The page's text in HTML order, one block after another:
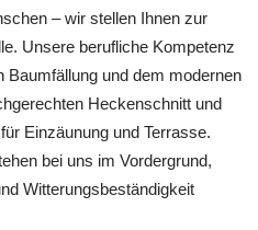
– wir stellen Ihnen zur
Unsere berufliche Kompetenz
und dem modernen
Heckenschnitt und
Einzäunung und Terrasse.
bei uns im Vordergrund,
Witterungsbeständigkeit